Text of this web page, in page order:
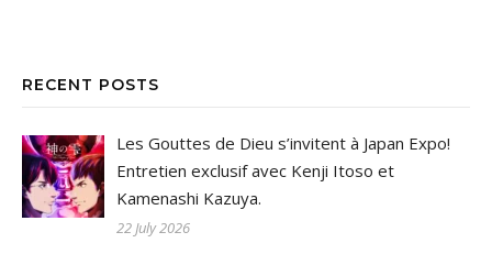
RECENT POSTS
Les Gouttes de Dieu s’invitent à Japan Expo!
Entretien exclusif avec Kenji Itoso et
Kamenashi Kazuya.
22 July 2026